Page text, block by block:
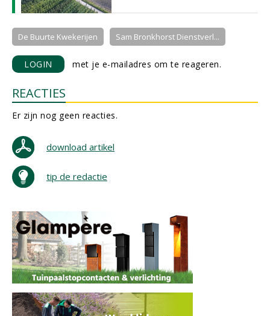
De Buurte Kwekerijen Sam Bronkhorst Dienstverl...
LOGIN met je e-mailadres om te reageren.
REACTIES
Er zijn nog geen reacties.
download artikel
tip de redactie